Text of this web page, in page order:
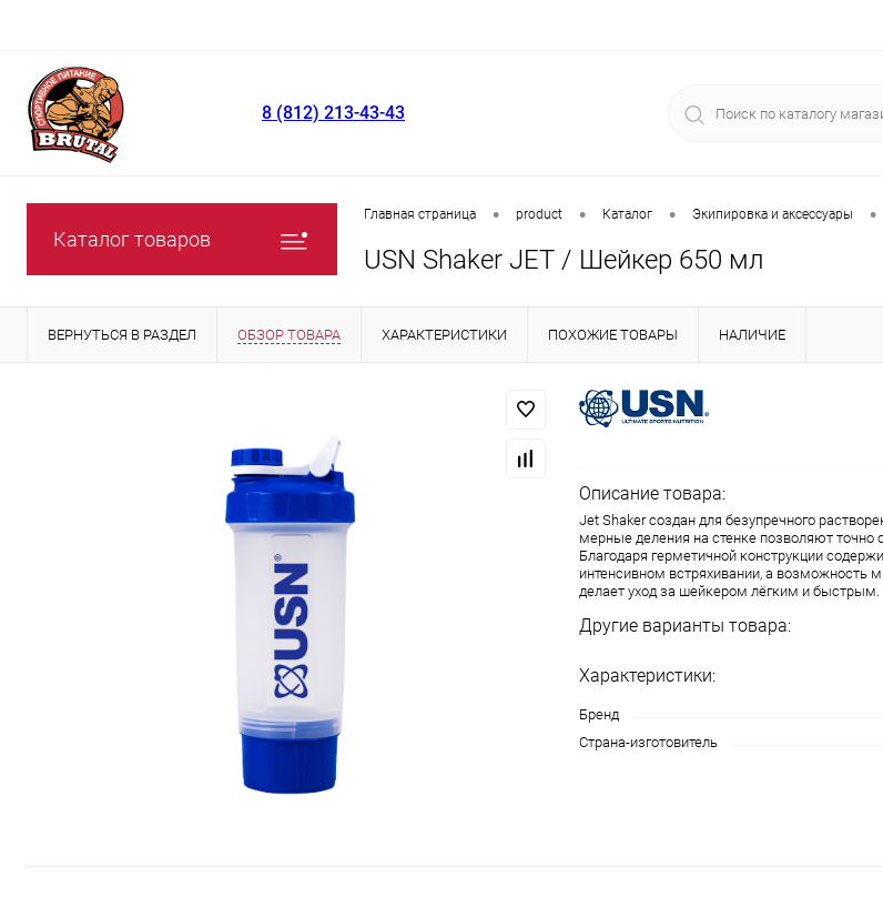
8 (812) 213-43-43
Каталог товаров
Главная страница • product • Каталог • Экипировка и аксессуары •
USN Shaker JET / Шейкер 650 мл
ВЕРНУТЬСЯ В РАЗДЕЛ ОБЗОР ТОВАРА ХАРАКТЕРИСТИКИ ПОХОЖИЕ ТОВАРЫ НАЛИЧИЕ
Описание товара:
Jet Shaker создан для безупречного
мерные деления на стенке позволяют
Благодаря герметичной конструкции
интенсивном встряхивании, а возможность
делает уход за шейкером лёгким и быстрым.
Другие варианты товара:
Характеристики:
Бренд
Страна-изготовитель